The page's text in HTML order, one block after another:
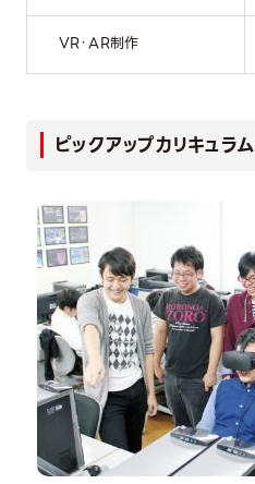
VR・AR制作
ピックアップカリキュラム